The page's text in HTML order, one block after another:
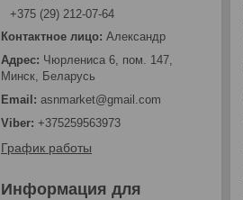
+375 (29) 212-07-64
Александр
Чюрлениса 6, пом. 147,
Минск, Беларусь
asnmarket@gmail.com
+375259563973
График работы
Информация для